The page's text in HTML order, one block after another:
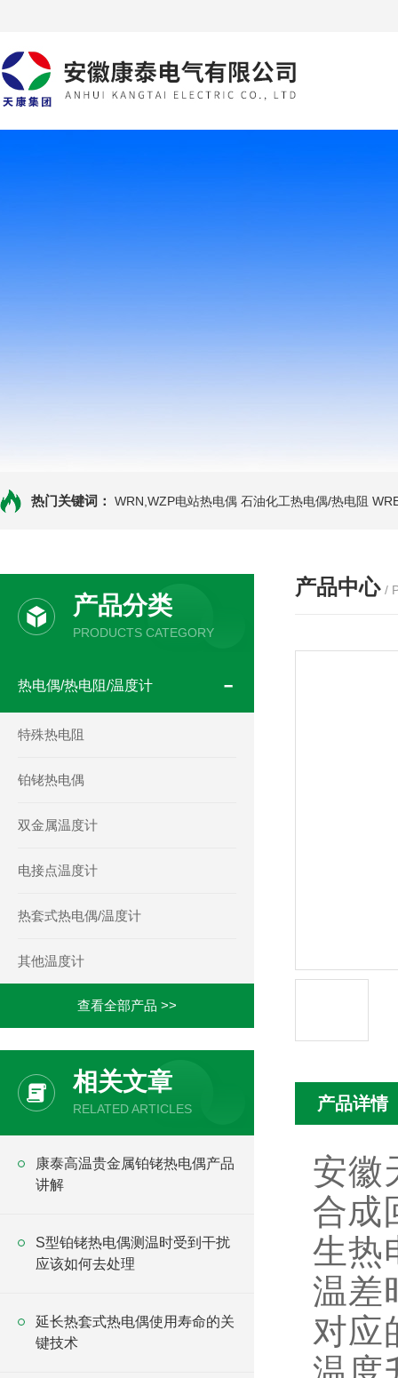
热门关键词： WRN,WZP电站热电偶 石油化工热电偶/热电阻
产品分类
PRODUCTS CATEGORY
热电偶/热电阻/温度计
特殊热电阻
铂铑热电偶
双金属温度计
电接点温度计
热套式热电偶/温度计
其他温度计
查看全部产品 >>
相关文章
RELATED ARTICLES
康泰高温贵金属铂铑热电偶产品
讲解
S型铂铑热电偶测温时受到干扰
应该如何去处理
延长热套式热电偶使用寿命的关
键技术
产品中心 /
产品详情
安徽
合成
生热
温差
对应